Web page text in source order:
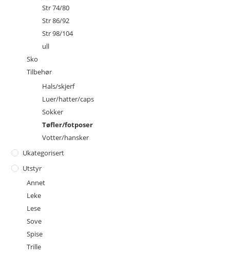
Str 74/80
Str 86/92
Str 98/104
ull
Sko
Tilbehør
Hals/skjerf
Luer/hatter/caps
Sokker
Tøfler/fotposer
Votter/hansker
Ukategorisert
Utstyr
Annet
Leke
Lese
Sove
Spise
Trille